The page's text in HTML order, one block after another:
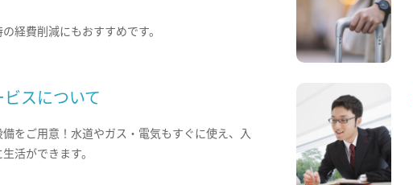
経費削減にもおすすめです。
スについて
をご用意！水道やガス・電気もすぐに使え、入
活ができます。